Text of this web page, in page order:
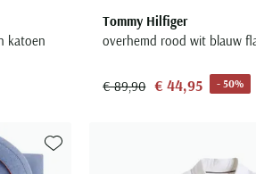
katoen
Tommy Hilfiger
overhemd rood wit blauw
€ 89,90 € 44,95 - 50%